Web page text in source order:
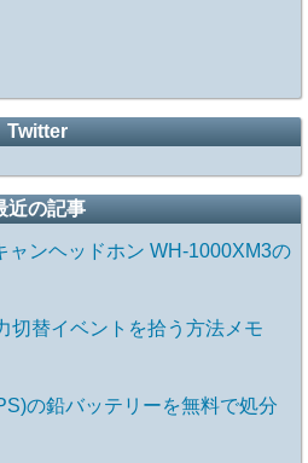
Twitter
近の記事
ャンヘッドホン WH-1000XM3の
切替イベントを拾う方法メモ
の鉛バッテリーを無料で処分